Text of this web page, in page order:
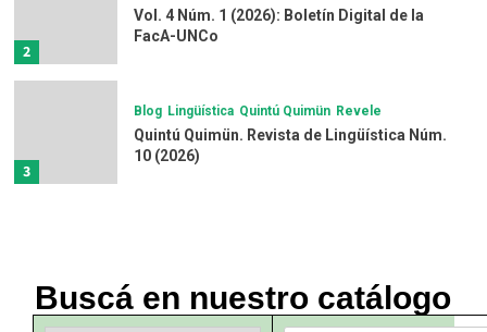
2
Vol. 4 Núm. 1 (2026): Boletín Digital de la
FacA-UNCo
3
Blog Lingüística Quintú Quimün Revele
Quintú Quimün. Revista de Lingüística Núm.
10 (2026)
Buscá en nuestro catálogo